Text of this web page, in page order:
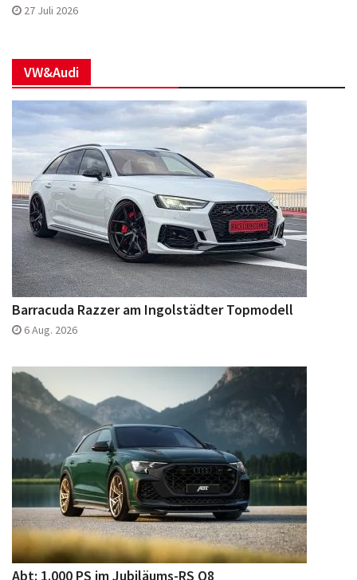
27 Juli 2026
VW&Audi
Barracuda Razzer am Ingolstädter Topmodell
6 Aug. 2026
Abt: 1.000 PS im Jubiläums-RS Q8